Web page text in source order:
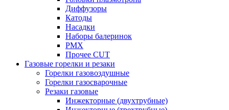
Диффузоры
Катоды
Насадки
Наборы балеринок
PMX
Прочее CUT
Газовые горелки и резаки
Горелки газовоздушные
Горелки газосварочные
Резаки газовые
Инжекторные (двухтрубные)